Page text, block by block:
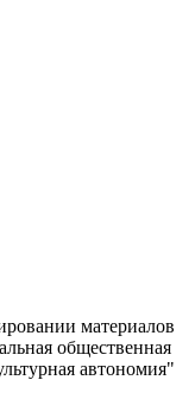
материалов
общественная
автономия"